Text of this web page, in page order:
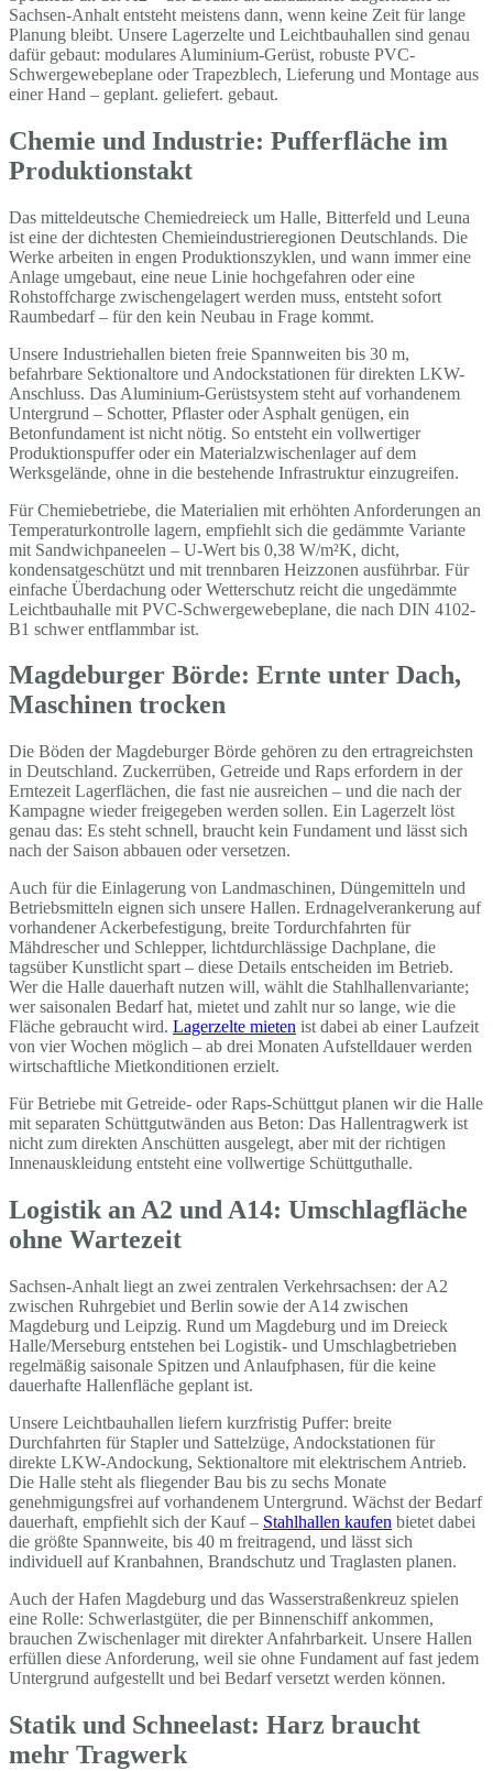
Sachsen-Anhalt entsteht meistens dann, wenn keine Zeit für lange
Planung bleibt. Unsere Lagerzelte und Leichtbauhallen sind genau
dafür gebaut: modulares Aluminium-Gerüst, robuste PVC-
Schwergewebeplane oder Trapezblech, Lieferung und Montage aus
einer Hand – geplant. geliefert. gebaut.
Chemie und Industrie: Pufferfläche im
Produktionstakt
Das mitteldeutsche Chemiedreieck um Halle, Bitterfeld und Leuna
ist eine der dichtesten Chemieindustrieregionen Deutschlands. Die
Werke arbeiten in engen Produktionszyklen, und wann immer eine
Anlage umgebaut, eine neue Linie hochgefahren oder eine
Rohstoffcharge zwischengelagert werden muss, entsteht sofort
Raumbedarf – für den kein Neubau in Frage kommt.
Unsere Industriehallen bieten freie Spannweiten bis 30 m,
befahrbare Sektionaltore und Andockstationen für direkten LKW-
Anschluss. Das Aluminium-Gerüstsystem steht auf vorhandenem
Untergrund – Schotter, Pflaster oder Asphalt genügen, ein
Betonfundament ist nicht nötig. So entsteht ein vollwertiger
Produktionspuffer oder ein Materialzwischenlager auf dem
Werksgelände, ohne in die bestehende Infrastruktur einzugreifen.
Für Chemiebetriebe, die Materialien mit erhöhten Anforderungen an
Temperaturkontrolle lagern, empfiehlt sich die gedämmte Variante
mit Sandwichpaneelen – U-Wert bis 0,38 W/m²K, dicht,
kondensatgeschützt und mit trennbaren Heizzonen ausführbar. Für
einfache Überdachung oder Wetterschutz reicht die ungedämmte
Leichtbauhalle mit PVC-Schwergewebeplane, die nach DIN 4102-
B1 schwer entflammbar ist.
Magdeburger Börde: Ernte unter Dach,
Maschinen trocken
Die Böden der Magdeburger Börde gehören zu den ertragreichsten
in Deutschland. Zuckerrüben, Getreide und Raps erfordern in der
Erntezeit Lagerflächen, die fast nie ausreichen – und die nach der
Kampagne wieder freigegeben werden sollen. Ein Lagerzelt löst
genau das: Es steht schnell, braucht kein Fundament und lässt sich
nach der Saison abbauen oder versetzen.
Auch für die Einlagerung von Landmaschinen, Düngemitteln und
Betriebsmitteln eignen sich unsere Hallen. Erdnagelverankerung auf
vorhandener Ackerbefestigung, breite Tordurchfahrten für
Mähdrescher und Schlepper, lichtdurchlässige Dachplane, die
tagsüber Kunstlicht spart – diese Details entscheiden im Betrieb.
Wer die Halle dauerhaft nutzen will, wählt die Stahlhallenvariante;
wer saisonalen Bedarf hat, mietet und zahlt nur so lange, wie die
Fläche gebraucht wird. Lagerzelte mieten ist dabei ab einer Laufzeit
von vier Wochen möglich – ab drei Monaten Aufstelldauer werden
wirtschaftliche Mietkonditionen erzielt.
Für Betriebe mit Getreide- oder Raps-Schüttgut planen wir die Halle
mit separaten Schüttgutwänden aus Beton: Das Hallentragwerk ist
nicht zum direkten Anschütten ausgelegt, aber mit der richtigen
Innenauskleidung entsteht eine vollwertige Schüttguthalle.
Logistik an A2 und A14: Umschlagfläche
ohne Wartezeit
Sachsen-Anhalt liegt an zwei zentralen Verkehrsachsen: der A2
zwischen Ruhrgebiet und Berlin sowie der A14 zwischen
Magdeburg und Leipzig. Rund um Magdeburg und im Dreieck
Halle/Merseburg entstehen bei Logistik- und Umschlagbetrieben
regelmäßig saisonale Spitzen und Anlaufphasen, für die keine
dauerhafte Hallenfläche geplant ist.
Unsere Leichtbauhallen liefern kurzfristig Puffer: breite
Durchfahrten für Stapler und Sattelzüge, Andockstationen für
direkte LKW-Andockung, Sektionaltore mit elektrischem Antrieb.
Die Halle steht als fliegender Bau bis zu sechs Monate
genehmigungsfrei auf vorhandenem Untergrund. Wächst der Bedarf
dauerhaft, empfiehlt sich der Kauf – Stahlhallen kaufen bietet dabei
die größte Spannweite, bis 40 m freitragend, und lässt sich
individuell auf Kranbahnen, Brandschutz und Traglasten planen.
Auch der Hafen Magdeburg und das Wasserstraßenkreuz spielen
eine Rolle: Schwerlastgüter, die per Binnenschiff ankommen,
brauchen Zwischenlager mit direkter Anfahrbarkeit. Unsere Hallen
erfüllen diese Anforderung, weil sie ohne Fundament auf fast jedem
Untergrund aufgestellt und bei Bedarf versetzt werden können.
Statik und Schneelast: Harz braucht
mehr Tragwerk